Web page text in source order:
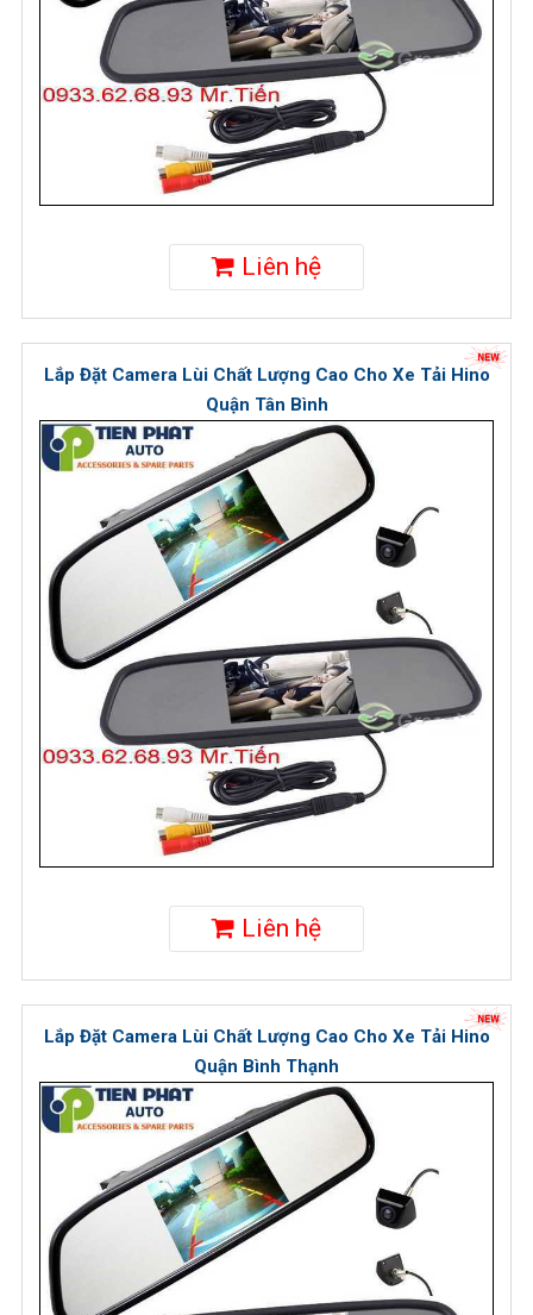
Liên hệ
Lắp Đặt Camera Lùi Chất Lượng Cao Cho Xe Tải Hino
Quận Tân Bình
Liên hệ
Lắp Đặt Camera Lùi Chất Lượng Cao Cho Xe Tải Hino
Quận Bình Thạnh